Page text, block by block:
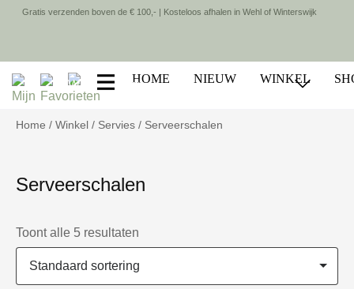
Gratis verzenden boven de € 100,- | Kosteloos afhalen in Wehl of Winterswijk
HOME NIEUW WINKEL
Home / Winkel / Servies / Serveerschalen
Serveerschalen
Toont alle 5 resultaten